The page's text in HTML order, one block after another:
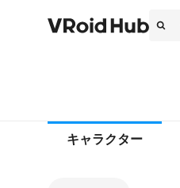
キャラクター